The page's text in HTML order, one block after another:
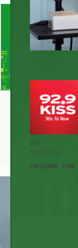
BY
KISS 929
ΣΕΠ 23 2025 - 12:00